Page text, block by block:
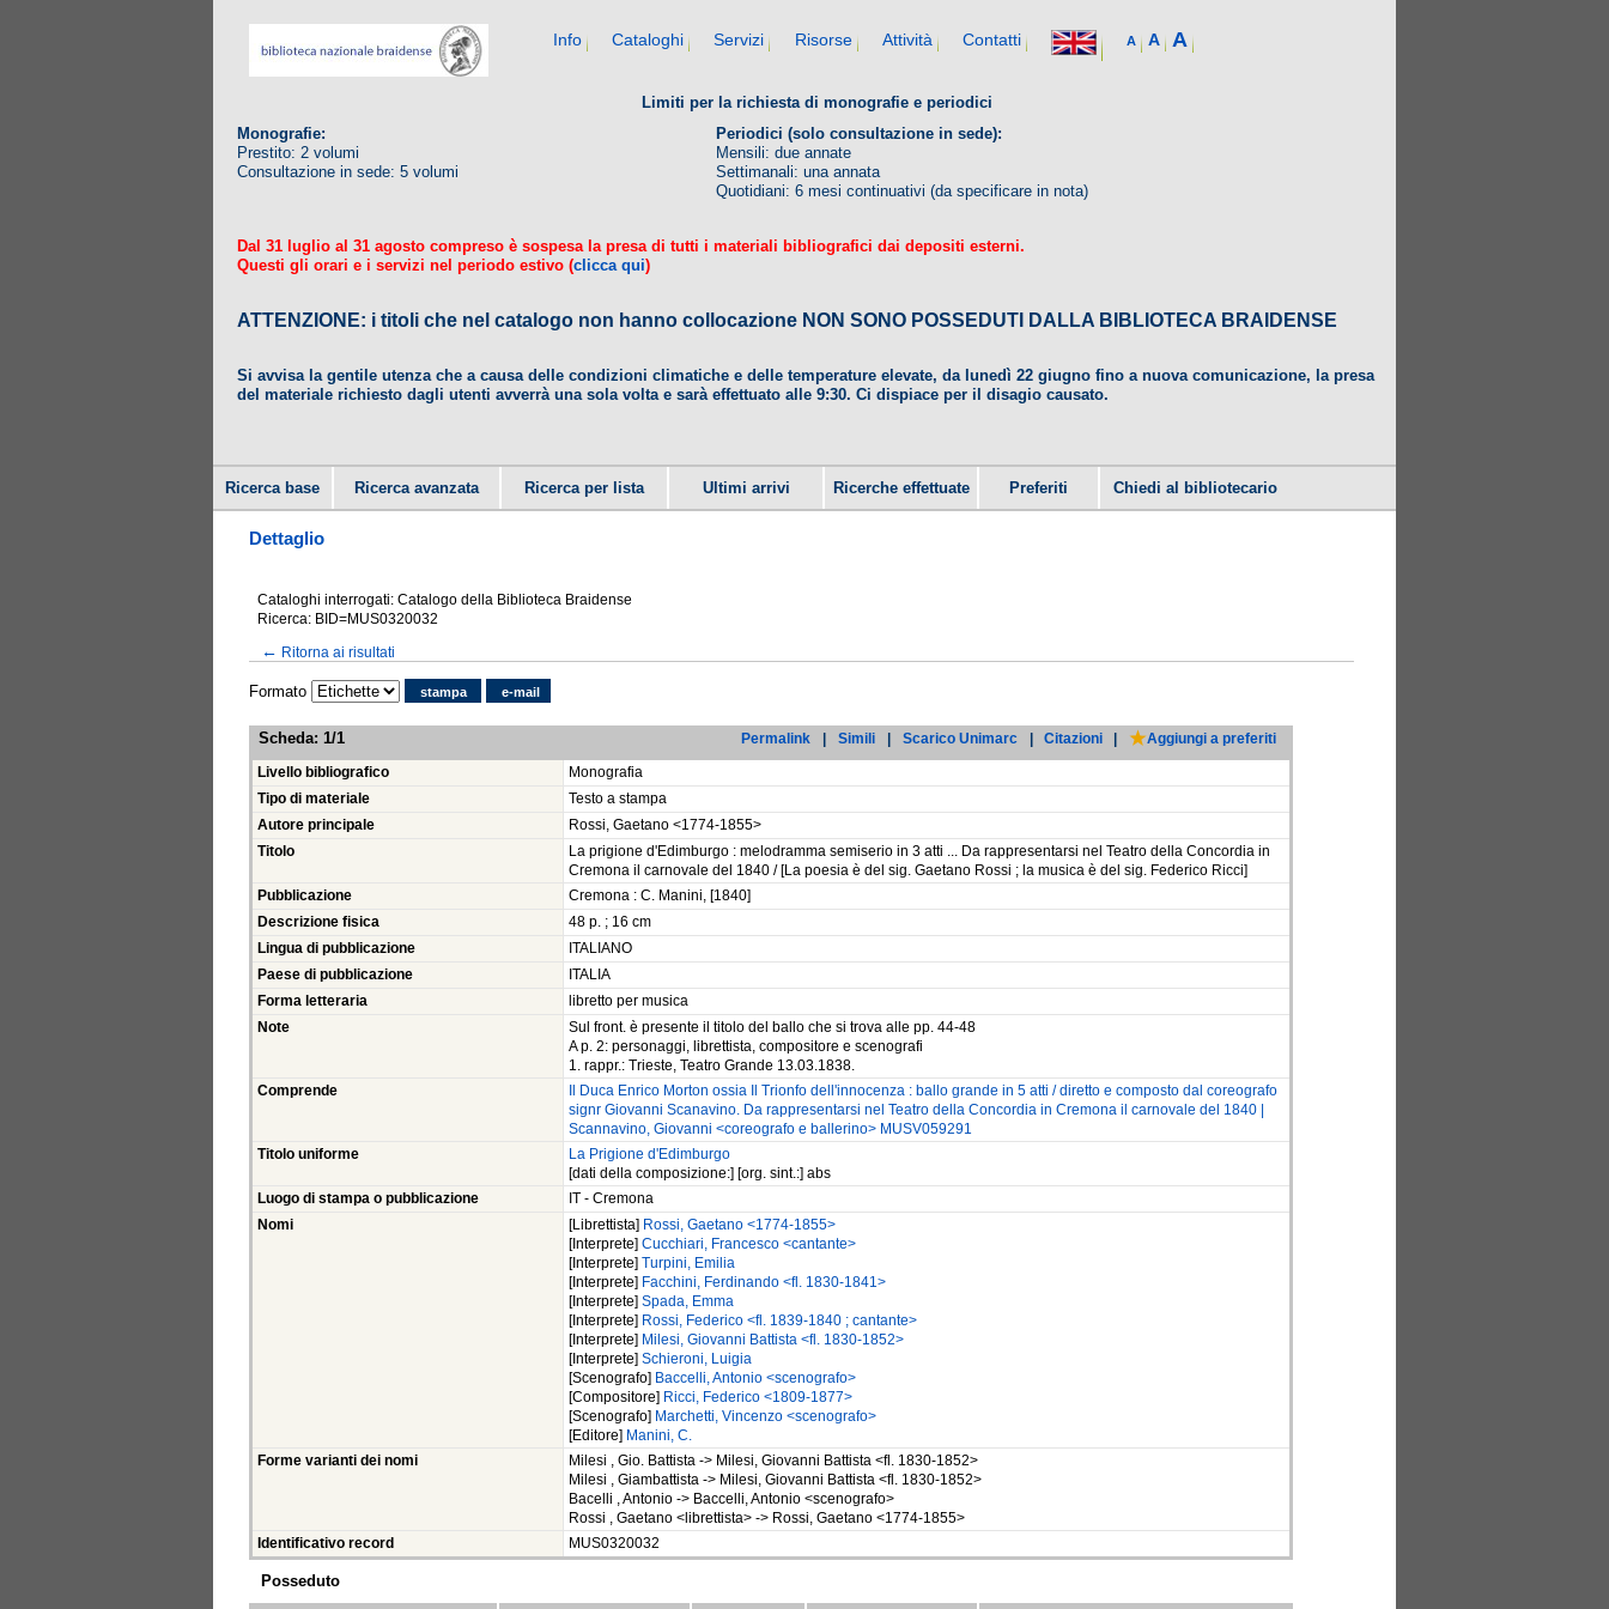
Info Cataloghi Servizi Risorse Attività Contatti A A A
Limiti per la richiesta di monografie e periodici
Monografie:
Periodici (solo consultazione in sede):
Prestito: 2 volumi
Mensili: due annate
Consultazione in sede: 5 volumi
Settimanali: una annata
Quotidiani: 6 mesi continuativi (da specificare in nota)
Dal 31 luglio al 31 agosto compreso è sospesa la presa di tutti i materiali bibliografici dai depositi esterni.
Questi gli orari e i servizi nel periodo estivo (clicca qui)
ATTENZIONE: i titoli che nel catalogo non hanno collocazione NON SONO POSSEDUTI DALLA BIBLIOTECA BRAIDENSE
Si avvisa la gentile utenza che a causa delle condizioni climatiche e delle temperature elevate, da lunedì 22 giugno fino a nuova comunicazione, la presa
del materiale richiesto dagli utenti avverrà una sola volta e sarà effettuato alle 9:30. Ci dispiace per il disagio causato.
Ricerca base Ricerca avanzata Ricerca per lista Ultimi arrivi Ricerche effettuate Preferiti Chiedi al bibliotecario
Dettaglio
Cataloghi interrogati: Catalogo della Biblioteca Braidense
Ricerca: BID=MUS0320032
← Ritorna ai risultati
Formato stampa e-mail
Scheda: 1/1 Permalink Simili Scarico Unimarc Citazioni Aggiungi a preferiti
Livello bibliografico
Monografia
Tipo di materiale
Testo a stampa
Autore principale
Rossi, Gaetano <1774-1855>
Titolo
La prigione d'Edimburgo : melodramma semiserio in 3 atti ... Da rappresentarsi nel Teatro della Concordia in
Cremona il carnovale del 1840 / [La poesia è del sig. Gaetano Rossi ; la musica è del sig. Federico Ricci]
Pubblicazione
Cremona : C. Manini, [1840]
Descrizione fisica
48 p. ; 16 cm
Lingua di pubblicazione
ITALIANO
Paese di pubblicazione
ITALIA
Forma letteraria
libretto per musica
Note
Sul front. è presente il titolo del ballo che si trova alle pp. 44-48
A p. 2: personaggi, librettista, compositore e scenografi
1. rappr.: Trieste, Teatro Grande 13.03.1838.
Comprende
Il Duca Enrico Morton ossia Il Trionfo dell'innocenza : ballo grande in 5 atti / diretto e composto dal coreografo
signr Giovanni Scanavino. Da rappresentarsi nel Teatro della Concordia in Cremona il carnovale del 1840 |
Scannavino, Giovanni <coreografo e ballerino> MUSV059291
Titolo uniforme
La Prigione d'Edimburgo
[dati della composizione:] [org. sint.:] abs
Luogo di stampa o pubblicazione
IT - Cremona
Nomi
[Librettista]
Rossi, Gaetano <1774-1855>
[Interprete] Cucchiari, Francesco <cantante>
[Interprete]
Turpini, Emilia
[Interprete]
Facchini, Ferdinando <fl. 1830-1841>
[Interprete] Spada, Emma
[Interprete]
Rossi, Federico <fl. 1839-1840 ; cantante>
[Interprete]
Milesi, Giovanni Battista <fl. 1830-1852>
[Interprete] Schieroni, Luigia
[Scenografo]
Baccelli, Antonio <scenografo>
[Compositore]
Ricci, Federico <1809-1877>
[Scenografo]
Marchetti, Vincenzo <scenografo>
[Editore]
Manini, C.
Forme varianti dei nomi
Milesi , Gio. Battista -> Milesi, Giovanni Battista <fl. 1830-1852>
Milesi , Giambattista -> Milesi, Giovanni Battista <fl. 1830-1852>
Bacelli , Antonio -> Baccelli, Antonio <scenografo>
Rossi , Gaetano <librettista> -> Rossi, Gaetano <1774-1855>
Identificativo record
MUS0320032
Posseduto